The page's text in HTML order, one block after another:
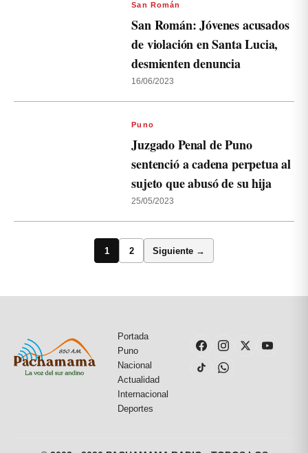
San Román
San Román: Jóvenes acusados
de violación en Santa Lucia,
desmienten denuncia
16/06/2023
Puno
Juzgado Penal de Puno
sentenció a cadena perpetua al
sujeto que abusó de su hija
25/05/2023
1 2 Siguiente →
Portada
Puno
Nacional
Actualidad
Internacional
Deportes